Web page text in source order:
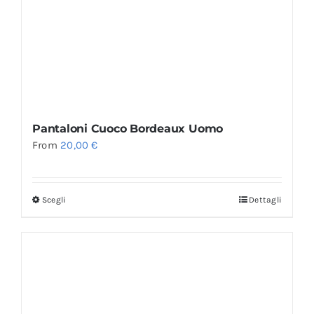
Pantaloni Cuoco Bordeaux Uomo
From 20,00€
Scegli Dettagli